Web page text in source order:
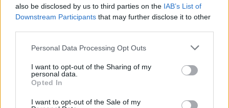
also be disclosed by us to third parties on the IAB’s List of
Downstream Participants that may further disclose it to other
Personal Data Processing Opt Outs
I want to opt-out of the Sharing of my
personal data.
Opted In
I want to opt-out of the Sale of my
ADV